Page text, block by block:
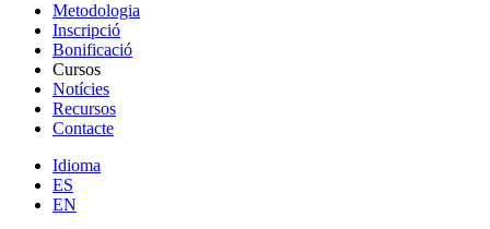
Metodologia
Inscripció
Bonificació
Cursos
Notícies
Recursos
Contacte
Idioma
ES
EN